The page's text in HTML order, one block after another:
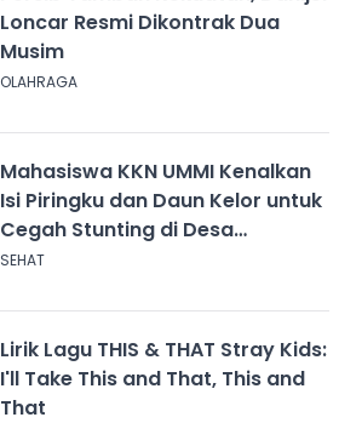
Loncar Resmi Dikontrak Dua
Musim
OLAHRAGA
Mahasiswa KKN UMMI Kenalkan
Isi Piringku dan Daun Kelor untuk
Cegah Stunting di Desa
Calingcing
SEHAT
Lirik Lagu THIS & THAT Stray Kids:
I'll Take This and That, This and
That